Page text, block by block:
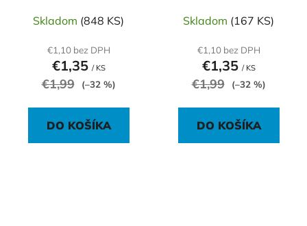
Skladom (848 KS)
€1,10 bez DPH
€1,35 / KS
€1,99 (–32 %)
DO KOŠÍKA
Skladom (167 KS)
€1,10 bez DPH
€1,35 / KS
€1,99 (–32 %)
DO KOŠÍKA